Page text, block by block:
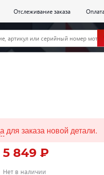
Отслеживание заказа
для заказа новой детали.
5 849 ₽
Нет в наличии